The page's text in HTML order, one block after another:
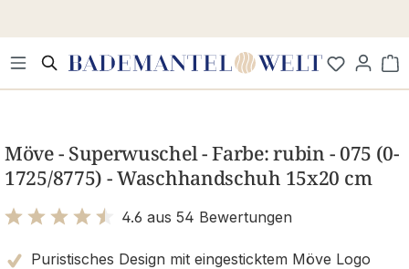
Möve - Superwuschel - Farbe: rubin - 075 (0-
1725/8775) - Waschhandschuh 15x20 cm
4.6 aus 54 Bewertungen
Puristisches Design mit eingesticktem Möve Logo